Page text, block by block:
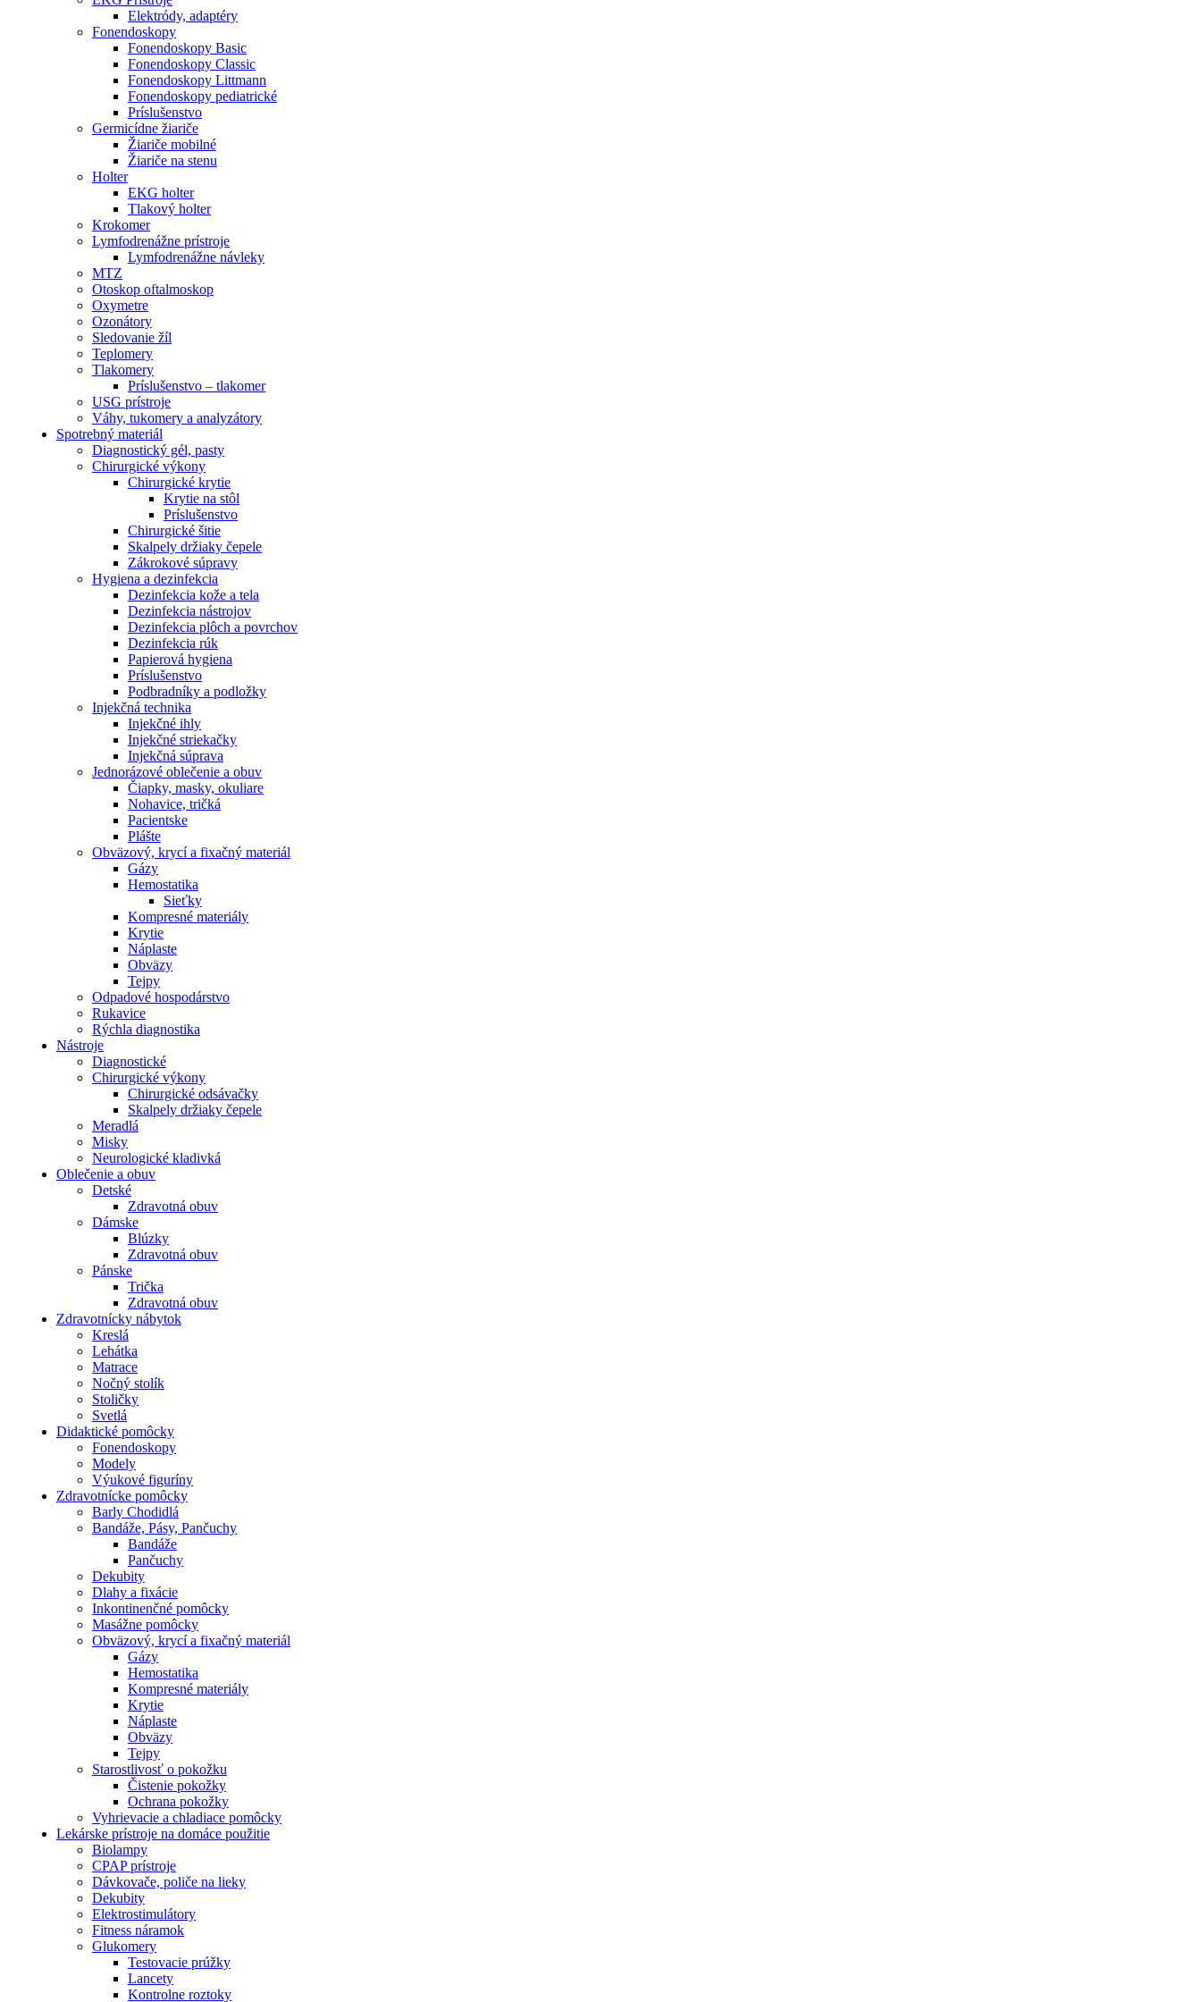
Elektródy, adaptéry
Fonendoskopy
Fonendoskopy Basic
Fonendoskopy Classic
Fonendoskopy Littmann
Fonendoskopy pediatrické
Príslušenstvo
Germicídne žiariče
Žiariče mobilné
Žiariče na stenu
Holter
EKG holter
Tlakový holter
Krokomer
Lymfodrenážne prístroje
Lymfodrenážne návleky
MTZ
Otoskop oftalmoskop
Oxymetre
Ozonátory
Sledovanie žíl
Teplomery
Tlakomery
Príslušenstvo – tlakomer
USG prístroje
Váhy, tukomery a analyzátory
Spotrebný materiál
Diagnostický gél, pasty
Chirurgické výkony
Chirurgické krytie
Krytie na stôl
Príslušenstvo
Chirurgické šitie
Skalpely držiaky čepele
Zákrokové súpravy
Hygiena a dezinfekcia
Dezinfekcia kože a tela
Dezinfekcia nástrojov
Dezinfekcia plôch a povrchov
Dezinfekcia rúk
Papierová hygiena
Príslušenstvo
Podbradníky a podložky
Injekčná technika
Injekčné ihly
Injekčné striekačky
Injekčná súprava
Jednorázové oblečenie a obuv
Čiapky, masky, okuliare
Nohavice, tričká
Pacientske
Plášte
Obväzový, krycí a fixačný materiál
Gázy
Hemostatika
Sieťky
Kompresné materiály
Krytie
Náplaste
Obväzy
Tejpy
Odpadové hospodárstvo
Rukavice
Rýchla diagnostika
Nástroje
Diagnostické
Chirurgické výkony
Chirurgické odsávačky
Skalpely držiaky čepele
Meradlá
Misky
Neurologické kladivká
Oblečenie a obuv
Detské
Zdravotná obuv
Dámske
Blúzky
Zdravotná obuv
Pánske
Trička
Zdravotná obuv
Zdravotnícky nábytok
Kreslá
Lehátka
Matrace
Nočný stolík
Stoličky
Svetlá
Didaktické pomôcky
Fonendoskopy
Modely
Výukové figuríny
Zdravotnícke pomôcky
Barly Chodidlá
Bandáže, Pásy, Pančuchy
Bandáže
Pančuchy
Dekubity
Dlahy a fixácie
Inkontinenčné pomôcky
Masážne pomôcky
Obväzový, krycí a fixačný materiál
Gázy
Hemostatika
Kompresné materiály
Krytie
Náplaste
Obväzy
Tejpy
Starostlivosť o pokožku
Čistenie pokožky
Ochrana pokožky
Vyhrievacie a chladiace pomôcky
Lekárske prístroje na domáce použitie
Biolampy
CPAP prístroje
Dávkovače, poliče na lieky
Dekubity
Elektrostimulátory
Fitness náramok
Glukomery
Testovacie prúžky
Lancety
Kontrolne roztoky